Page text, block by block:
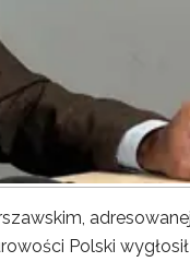
Polski